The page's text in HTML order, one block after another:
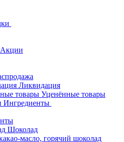
Акции
Ликвидация
Уценённые товары
Ингредиенты
Шоколад